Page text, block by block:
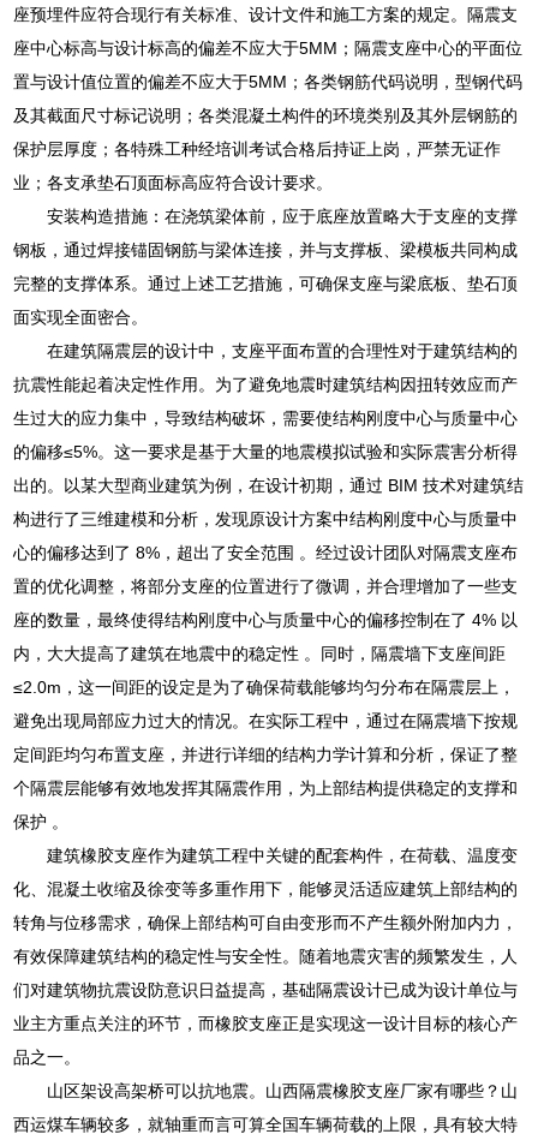
座预埋件应符合现行有关标准、设计文件和施工方案的规定。隔震支
座中心标高与设计标高的偏差不应大于5MM；隔震支座中心的平面位
置与设计值位置的偏差不应大于5MM；各类钢筋代码说明，型钢代码
及其截面尺寸标记说明；各类混凝土构件的环境类别及其外层钢筋的
保护层厚度；各特殊工种经培训考试合格后持证上岗，严禁无证作
业；各支承垫石顶面标高应符合设计要求。
安装构造措施：在浇筑梁体前，应于底座放置略大于支座的支撑
钢板，通过焊接锚固钢筋与梁体连接，并与支撑板、梁模板共同构成
完整的支撑体系。通过上述工艺措施，可确保支座与梁底板、垫石顶
面实现全面密合。
在建筑隔震层的设计中，支座平面布置的合理性对于建筑结构的
抗震性能起着决定性作用。为了避免地震时建筑结构因扭转效应而产
生过大的应力集中，导致结构破坏，需要使结构刚度中心与质量中心
的偏移≤5%。这一要求是基于大量的地震模拟试验和实际震害分析得
出的。以某大型商业建筑为例，在设计初期，通过 BIM 技术对建筑结
构进行了三维建模和分析，发现原设计方案中结构刚度中心与质量中
心的偏移达到了 8%，超出了安全范围 。经过设计团队对隔震支座布
置的优化调整，将部分支座的位置进行了微调，并合理增加了一些支
座的数量，最终使得结构刚度中心与质量中心的偏移控制在了 4% 以
内，大大提高了建筑在地震中的稳定性 。同时，隔震墙下支座间距
≤2.0m，这一间距的设定是为了确保荷载能够均匀分布在隔震层上，
避免出现局部应力过大的情况。在实际工程中，通过在隔震墙下按规
定间距均匀布置支座，并进行详细的结构力学计算和分析，保证了整
个隔震层能够有效地发挥其隔震作用，为上部结构提供稳定的支撑和
保护 。
建筑橡胶支座作为建筑工程中关键的配套构件，在荷载、温度变
化、混凝土收缩及徐变等多重作用下，能够灵活适应建筑上部结构的
转角与位移需求，确保上部结构可自由变形而不产生额外附加内力，
有效保障建筑结构的稳定性与安全性。随着地震灾害的频繁发生，人
们对建筑物抗震设防意识日益提高，基础隔震设计已成为设计单位与
业主方重点关注的环节，而橡胶支座正是实现这一设计目标的核心产
品之一。
山区架设高架桥可以抗地震。山西隔震橡胶支座厂家有哪些？山
西运煤车辆较多，就轴重而言可算全国车辆荷载的上限，具有较大特